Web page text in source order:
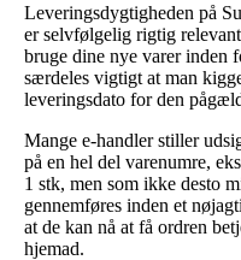
Leveringsdygtigheden på
er selvfølgelig rigtig
bruge dine nye varer inden
særdeles vigtigt at man
leveringsdato for den
Mange e-handler stiller
på en hel del varenumre,
1 stk, men som ikke desto
gennemføres inden et
at de kan nå at få ordren
hjemad.